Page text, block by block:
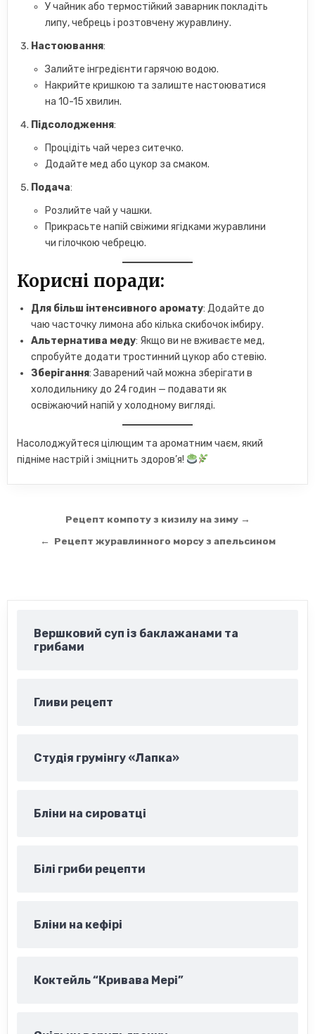
У чайник або термостійкий заварник покладіть
липу, чебрець і розтовчену журавлину.
Настоювання:
Залийте інгредієнти гарячою водою.
Накрийте кришкою та залиште настоюватися
на 10-15 хвилин.
Підсолодження:
Процідіть чай через ситечко.
Додайте мед або цукор за смаком.
Подача:
Розлийте чай у чашки.
Прикрасьте напій свіжими ягідками журавлини
чи гілочкою чебрецю.
Корисні поради:
Для більш інтенсивного аромату: Додайте до
чаю часточку лимона або кілька скибочок імбиру.
Альтернатива меду: Якщо ви не вживаєте мед,
спробуйте додати тростинний цукор або стевію.
Зберігання: Заварений чай можна зберігати в
холодильнику до 24 годин — подавати як
освіжаючий напій у холодному вигляді.
Насолоджуйтеся цілющим та ароматним чаєм, який
підніме настрій і зміцнить здоров’я!
Навігація
записів
Рецепт компоту з кизилу на зиму →
← Рецепт журавлинного морсу з апельсином
Вершковий суп із баклажанами та
грибами
Гливи рецепт
Студія грумінгу «Лапка»
Бліни на сироватці
Білі гриби рецепти
Бліни на кефірі
Коктейль “Кривава Мері”